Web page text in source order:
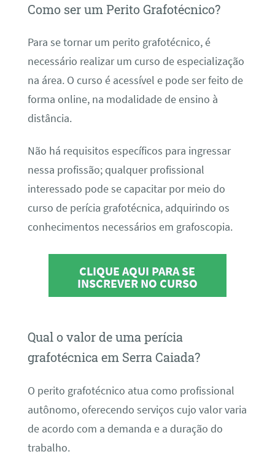
Como ser um Perito Grafotécnico?
Para se tornar um perito grafotécnico, é
necessário realizar um curso de especialização
na área. O curso é acessível e pode ser feito de
forma online, na modalidade de ensino à
distância.
Não há requisitos específicos para ingressar
nessa profissão; qualquer profissional
interessado pode se capacitar por meio do
curso de perícia grafotécnica, adquirindo os
conhecimentos necessários em grafoscopia.
CLIQUE AQUI PARA SE
INSCREVER NO CURSO
Qual o valor de uma perícia
grafotécnica em Serra Caiada?
O perito grafotécnico atua como profissional
autônomo, oferecendo serviços cujo valor varia
de acordo com a demanda e a duração do
trabalho.